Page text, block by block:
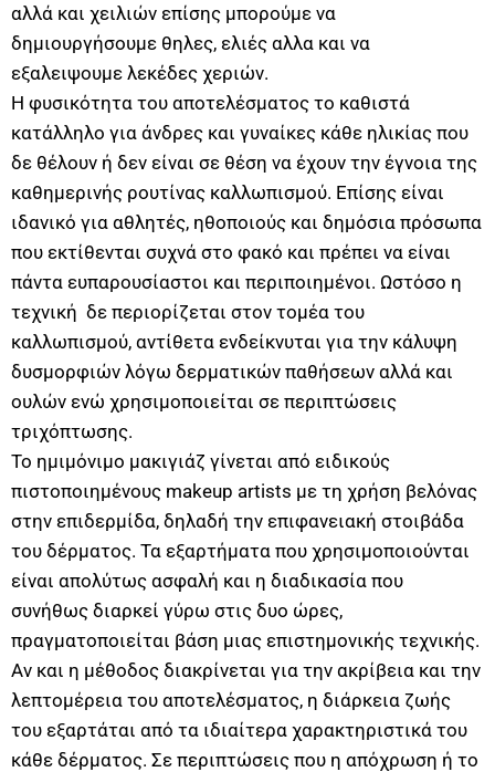
αλλά και χειλιών επίσης μπορούμε να
δημιουργήσουμε θηλες, ελιές αλλα και να
εξαλειψουμε λεκέδες χεριών.
Η φυσικότητα του αποτελέσματος το καθιστά
κατάλληλο για άνδρες και γυναίκες κάθε ηλικίας που
δε θέλουν ή δεν είναι σε θέση να έχουν την έγνοια της
καθημερινής ρουτίνας καλλωπισμού. Επίσης είναι
ιδανικό για αθλητές, ηθοποιούς και δημόσια πρόσωπα
που εκτίθενται συχνά στο φακό και πρέπει να είναι
πάντα ευπαρουσίαστοι και περιποιημένοι. Ωστόσο η
τεχνική δε περιορίζεται στον τομέα του
καλλωπισμού, αντίθετα ενδείκνυται για την κάλυψη
δυσμορφιών λόγω δερματικών παθήσεων αλλά και
ουλών ενώ χρησιμοποιείται σε περιπτώσεις
τριχόπτωσης.
Το ημιμόνιμο μακιγιάζ γίνεται από ειδικούς
πιστοποιημένους makeup artists με τη χρήση βελόνας
στην επιδερμίδα, δηλαδή την επιφανειακή στοιβάδα
του δέρματος. Τα εξαρτήματα που χρησιμοποιούνται
είναι απολύτως ασφαλή και η διαδικασία που
συνήθως διαρκεί γύρω στις δυο ώρες,
πραγματοποιείται βάση μιας επιστημονικής τεχνικής.
Αν και η μέθοδος διακρίνεται για την ακρίβεια και την
λεπτομέρεια του αποτελέσματος, η διάρκεια ζωής
του εξαρτάται από τα ιδιαίτερα χαρακτηριστικά του
κάθε δέρματος. Σε περιπτώσεις που η απόχρωση ή το